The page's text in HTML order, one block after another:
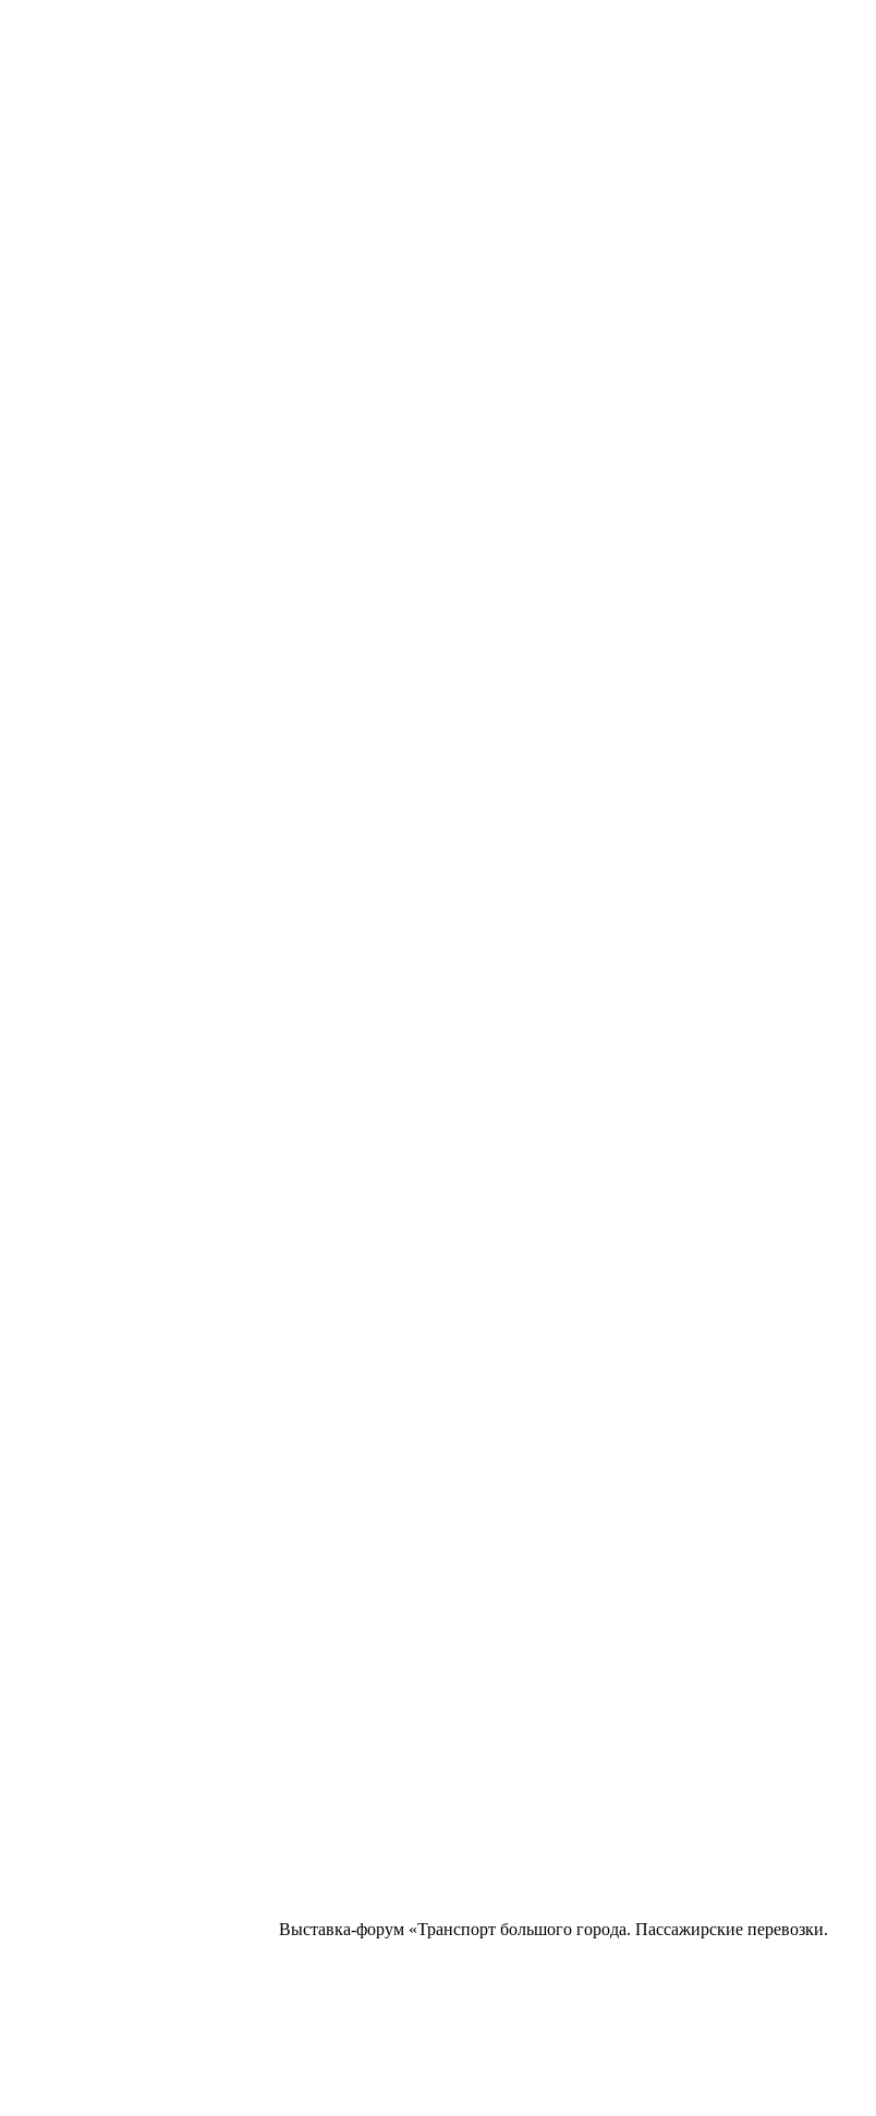
Выставка-форум «Транспорт большого города. Пассажирские перевозки.